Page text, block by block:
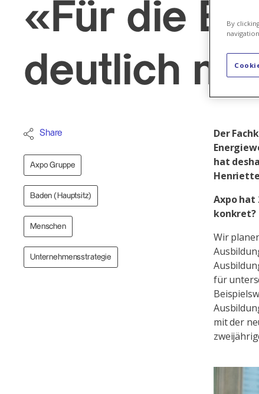
«Für die
deutlich
Share
Axpo Gruppe
Baden (Hauptsitz)
Menschen
Unternehmensstrategie
Der
hat
Axpo hat
konkret?
Wir
für
mit der
By